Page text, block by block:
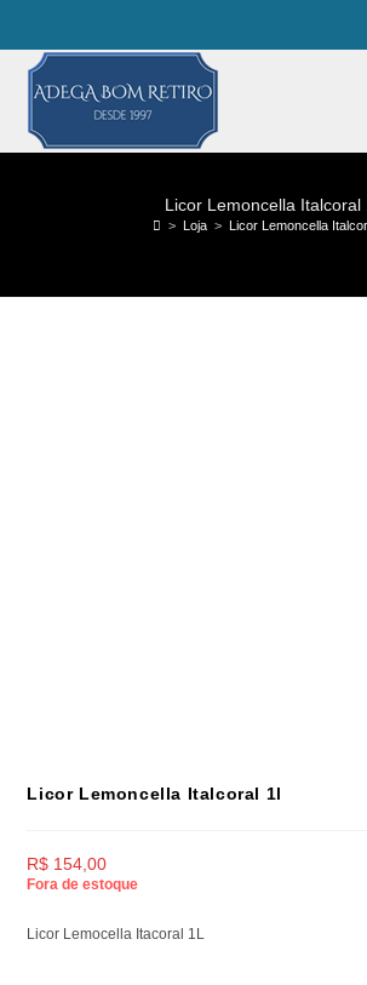
Licor Lemoncella Italcoral
> Loja > Licor Lemoncella
Licor Lemoncella Italcoral 1l
R$ 154,00
Fora de estoque
Licor Lemocella Itacoral 1L